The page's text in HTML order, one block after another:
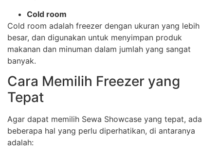
Cold room
Cold room adalah freezer dengan ukuran yang lebih
besar, dan digunakan untuk menyimpan produk
makanan dan minuman dalam jumlah yang sangat
banyak.
Cara Memilih Freezer yang
Tepat
Agar dapat memilih Sewa Showcase yang tepat, ada
beberapa hal yang perlu diperhatikan, di antaranya
adalah: